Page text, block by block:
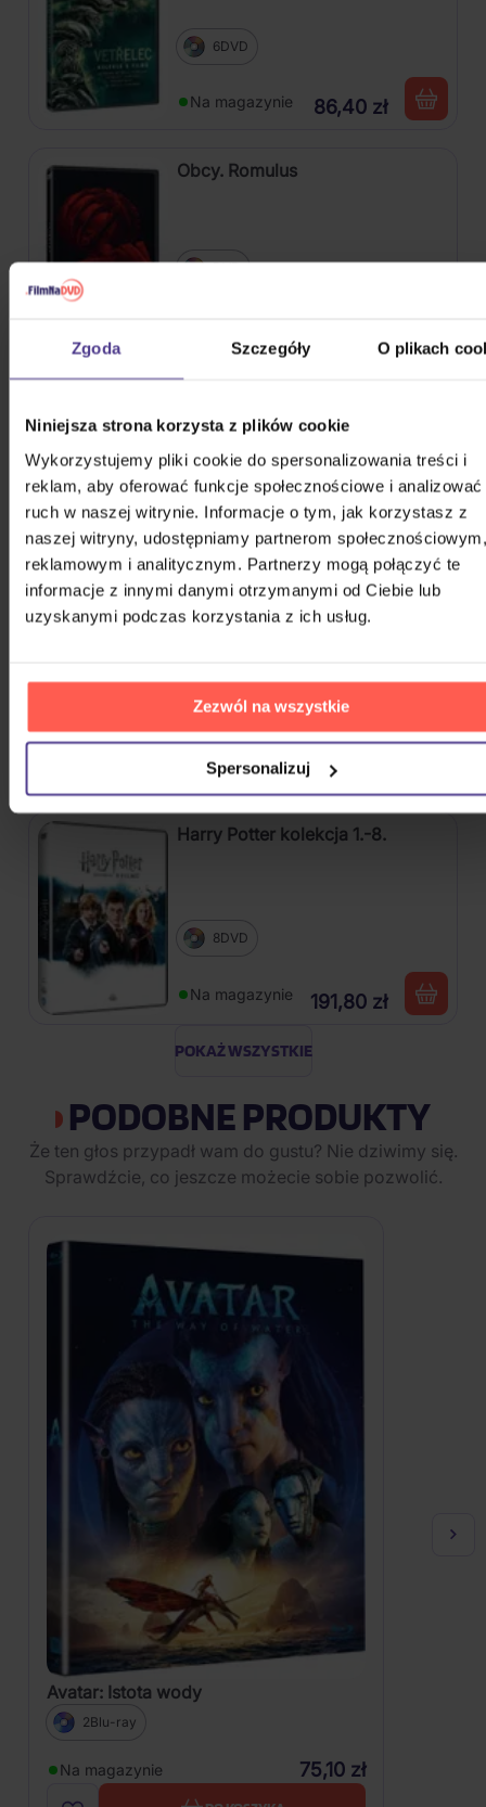
Zgoda Szczegóły O plikach
Niniejsza strona korzysta z plików cookie
Wykorzystujemy pliki cookie do spersonalizowania treści i
reklam, aby oferować funkcje społecznościowe i analizować
ruch w naszej witrynie. Informacje o tym, jak korzystasz z
naszej witryny, udostępniamy partnerom społecznościowym,
reklamowym i analitycznym. Partnerzy mogą połączyć te
informacje z innymi danymi otrzymanymi od Ciebie lub
uzyskanymi podczas korzystania z ich usług.
Zezwól na wszystkie
Spersonalizuj
6DVD
Na magazynie 86,40 zł
Obcy. Romulus
DVD
przeznaczenia
DVD
Na magazynie 33,70 zł
Avatar: Istota wody
DVD
Na magazynie 37,50 zł
Harry Potter kolekcja 1.-8.
8DVD
Na magazynie 191,80 zł
POKAŻ WSZYSTKIE
PODOBNE PRODUKTY
Że ten głos przypadł wam do gustu? Nie dziwimy się.
Sprawdźcie, co jeszcze możecie sobie pozwolić.
Avatar: Istota wody
2Blu-ray
Na magazynie 75,10 zł